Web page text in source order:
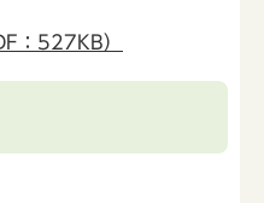
：527KB）